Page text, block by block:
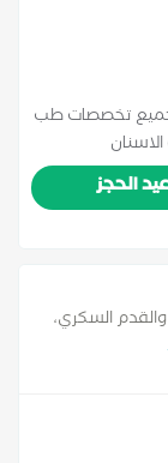
جميع تخصصات طب
الحجز
السكري،
والدعامات